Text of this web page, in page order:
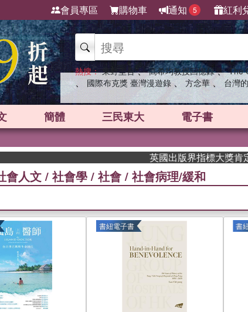
會員專區 購物車 通知 5 紅利
熱搜： 東野圭吾 、 高希均教授回憶錄 、 The
、 國際布克獎 臺灣漫遊錄 、 方念華 、 台灣
簡體 三民東大 電子書
英國出版界指標大獎肯定！A.F.
會人文 / 社會學 / 社會 / 社會病理/緩和
書紐電子書 書